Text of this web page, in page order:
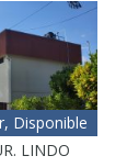
Disponible
LINDO